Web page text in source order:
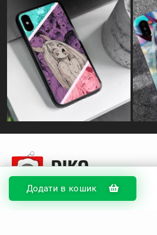
Додати в кошик